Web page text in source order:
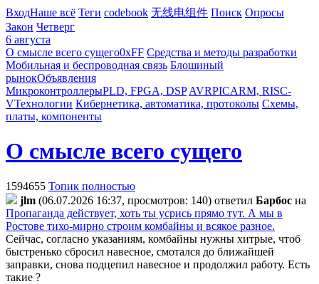
ВходНаше всё Теги codebook 无线电组件 Поиск Опросы
Закон Четверг
6 августа
О смысле всего сущего0xFF Средства и методы разработки
Мобильная и беспроводная связь Блошиный
рынокОбъявления
МикроконтроллерыPLD, FPGA, DSP AVRPICARM, RISC-
VТехнологии Кибернетика, автоматика, протоколы Схемы,
платы, компоненты
О смысле всего сущего
1594655 Топик полностью
jlm (06.07.2026 16:37, просмотров: 140) ответил Бapбoc на
Пропаганда действует, хоть ты усрись прямо тут. А мы в
Ростове тихо-мирно строим комбайны и всякое разное.
Сейчас, согласно указаниям, комбайны нужны хитрые, чтоб
быстренько сбросил навесное, смотался до ближайшей
заправки, снова подцепил навесное и продолжил работу. Есть
такие ?